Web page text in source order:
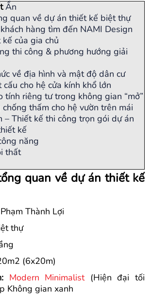
Ẩn
quan về dự án thiết kế biệt thự
hàng tìm đến NAMI Design
của gia chủ
thi công & phương hướng giải
về địa hình và mật độ dân cư
cấu cho hệ cửa kính khổ lớn
tính riêng tư trong không gian “mở”
chống thấm cho hệ vườn trên mái
– Thiết kế thi công trọn gói dự án
kế
năng
thất
quan về dự án thiết kế
Phạm Thành Lợi
thự
m2 (6x20m)
Modern Minimalist(Hiện đại tối
Không gian xanh